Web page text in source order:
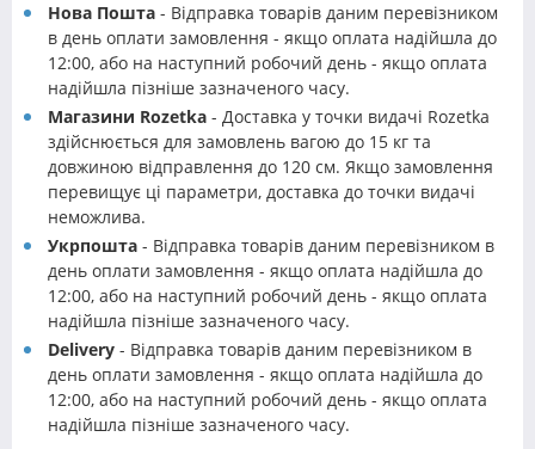
Нова Пошта - Відправка товарів даним перевізником
в день оплати замовлення - якщо оплата надійшла до
12:00, або на наступний робочий день - якщо оплата
надійшла пізніше зазначеного часу.
Магазини Rozetka - Доставка у точки видачі Rozetka
здійснюється для замовлень вагою до 15 кг та
довжиною відправлення до 120 см. Якщо замовлення
перевищує ці параметри, доставка до точки видачі
неможлива.
Укрпошта - Відправка товарів даним перевізником в
день оплати замовлення - якщо оплата надійшла до
12:00, або на наступний робочий день - якщо оплата
надійшла пізніше зазначеного часу.
Delivery - Відправка товарів даним перевізником в
день оплати замовлення - якщо оплата надійшла до
12:00, або на наступний робочий день - якщо оплата
надійшла пізніше зазначеного часу.